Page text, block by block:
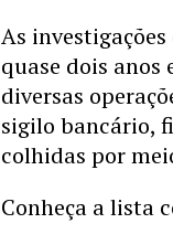
As
quase dois anos
diversas
sigilo bancário,
colhidas por
Conheça a lista